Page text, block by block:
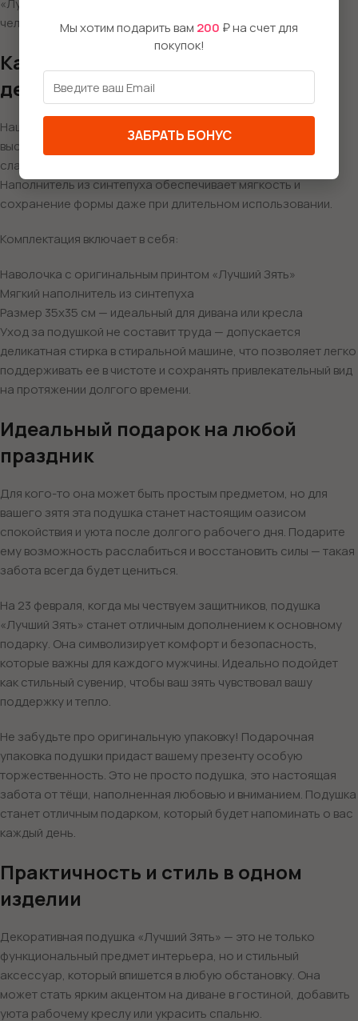
«Лучший зять» подчеркнет, насколько ценен и важен этот
человек в вашей жизни.
Качество и комфорт в каждой
детали
Наша декоративная подушка изготовлена из
высококачественного габардина — материала, который
славится своей прочностью и приятной текстурой.
Наполнитель из синтепуха обеспечивает мягкость и
сохранение формы даже при длительном использовании.
Комплектация включает в себя:
Наволочка с оригинальным принтом «Лучший Зять»
Мягкий наполнитель из синтепуха
Размер 35х35 см — идеальный для дивана или кресла
Уход за подушкой не составит труда — допускается
деликатная стирка в стиральной машине, что позволяет легко
поддерживать ее в чистоте и сохранять привлекательный вид
на протяжении долгого времени.
Идеальный подарок на любой
праздник
Для кого-то она может быть простым предметом, но для
вашего зятя эта подушка станет настоящим оазисом
спокойствия и уюта после долгого рабочего дня. Подарите
ему возможность расслабиться и восстановить силы — такая
забота всегда будет цениться.
На 23 февраля, когда мы чествуем защитников, подушка
«Лучший Зять» станет отличным дополнением к основному
подарку. Она символизирует комфорт и безопасность,
которые важны для каждого мужчины. Идеально подойдет
как стильный сувенир, чтобы ваш зять чувствовал вашу
поддержку и тепло.
Не забудьте про оригинальную упаковку! Подарочная
упаковка подушки придаст вашему презенту особую
торжественность. Это не просто подушка, это настоящая
забота от тёщи, наполненная любовью и вниманием. Подушка
станет отличным подарком, который будет напоминать о вас
каждый день.
Практичность и стиль в одном
изделии
Декоративная подушка «Лучший Зять» — это не только
функциональный предмет интерьера, но и стильный
аксессуар, который впишется в любую обстановку. Она
может стать ярким акцентом на диване в гостиной, добавить
уюта рабочему креслу или украсить спальню.
Мы хотим подарить вам 200 ₽ на счет для
покупок!
ЗАБРАТЬ БОНУС